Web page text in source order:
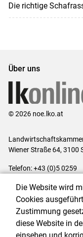
Die richtige
Über uns
© 2026 noe.lko.at
Wiener Straße 64, 3100
Telefon: +43 (0)5 0259
Impressum|Kontakt|
Cookie-Einstellungen
Die Website wird
Cookies
Zustimmung
diese Website in